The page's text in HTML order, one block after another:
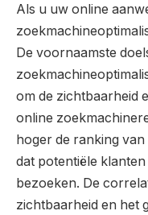
Als u uw online
De voornaamste
om de zichtbaarheid
online
hoger de ranking
dat potentiële
bezoeken. De
zichtbaarheid en het